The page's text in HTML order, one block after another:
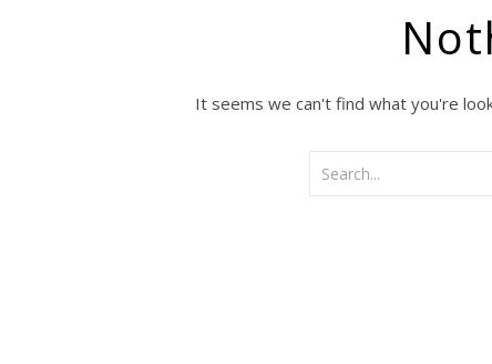
It seems we can't find what you're